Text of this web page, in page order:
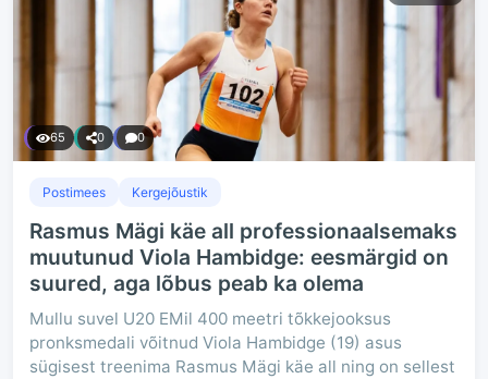
65 0 0
Postimees Kergejõustik
Rasmus Mägi käe all professionaalsemaks
muutunud Viola Hambidge: eesmärgid on
suured, aga lõbus peab ka olema
Mullu suvel U20 EMil 400 meetri tõkkejooksus
pronksmedali võitnud Viola Hambidge (19) asus
sügisest treenima Rasmus Mägi käe all ning on sellest